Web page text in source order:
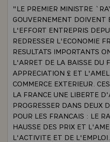
"LE PREMIER MINISTRE
GOUVERNEMENT DOIVENT
L'EFFORT ENTREPRIS
REDRESSER L'ECONOMIE
RESULTATS IMPORTANTS
L'ARRET DE LA BAISSE DU
APPRECIATION £ ET
COMMERCE EXTERIEUR.
LA FRANCE UNE LIBERTE
PROGRESSER DANS DEUX
POUR LES FRANCAIS : LE
HAUSSE DES PRIX ET
L'ACTIVITE ET DE